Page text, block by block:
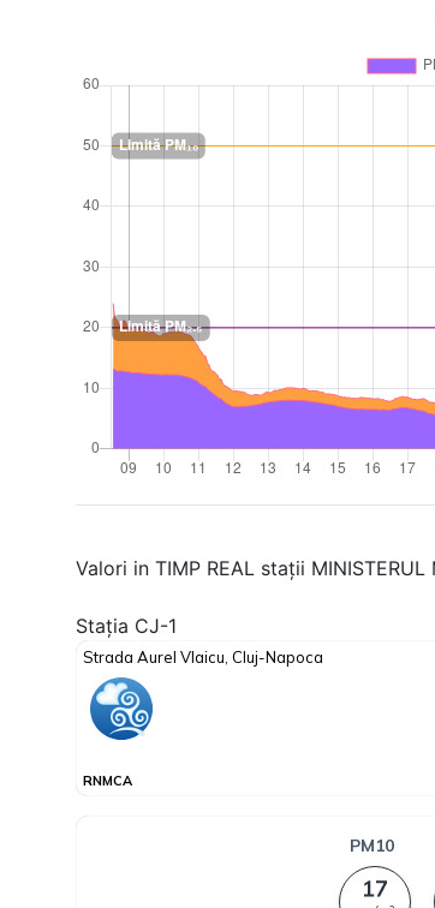
Valori in TIMP REAL stații MINISTERUL
Stația CJ-1